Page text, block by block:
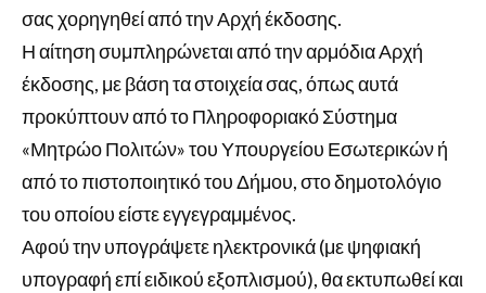
σας χορηγηθεί από την Αρχή έκδοσης.
Η αίτηση συμπληρώνεται από την αρμόδια Αρχή
έκδοσης, με βάση τα στοιχεία σας, όπως αυτά
προκύπτουν από το Πληροφοριακό Σύστημα
«Μητρώο Πολιτών» του Υπουργείου Εσωτερικών ή
από το πιστοποιητικό του Δήμου, στο δημοτολόγιο
του οποίου είστε εγγεγραμμένος.
Αφού την υπογράψετε ηλεκτρονικά (με ψηφιακή
υπογραφή επί ειδικού εξοπλισμού), θα εκτυπωθεί και